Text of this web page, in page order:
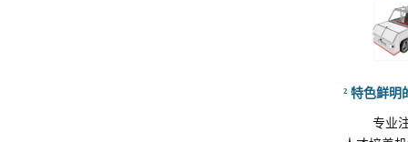
² 特色鲜明
专业